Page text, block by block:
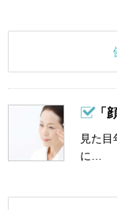
「
見た
に…